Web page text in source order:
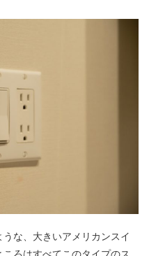
な、大きいアメリカンスイ